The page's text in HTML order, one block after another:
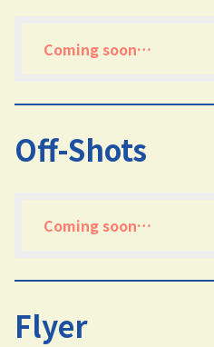
Coming soon…
Off-Shots
Coming soon…
Flyer